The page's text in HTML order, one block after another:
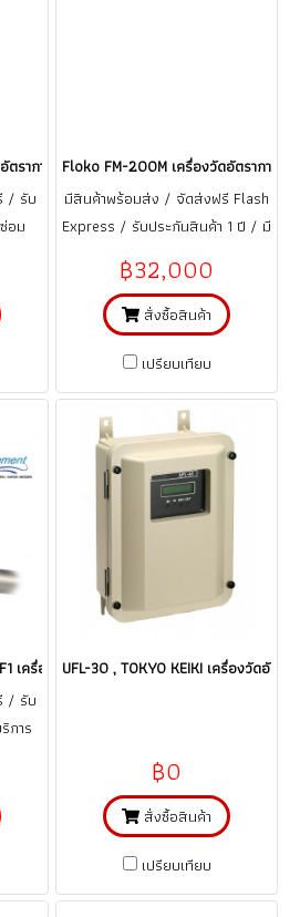
ราการไหลของเหลว แบบอุลตร้าโซนิคชนิดรัดท่
/ รับ
อม
Floko FM-200M เครื่องวัดอัตราการไ
มีสินค้าพร้อมส่ง / จัดส่งฟรี Flash
Express / รับประกันสินค้า 1 ปี / มี
ประเทศไทย
฿32,000
สั่งซื้อสินค้า
เปรียบเทียบ
เครื่องวัดอัตราการไหลของเหลวแบบติดผนัง
/ รับ
การ
UFL-30 , TOKYO KEIKI เครื่องวัดอัต
฿0
สั่งซื้อสินค้า
เปรียบเทียบ